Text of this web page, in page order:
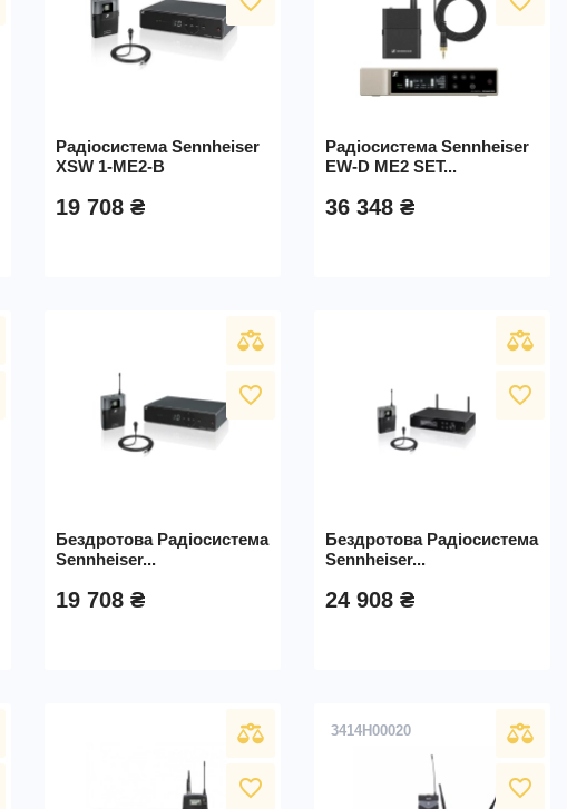
Радіосистема Sennheiser
XSW 1-ME2-B
19 708 ₴
Радіосистема Sennheiser
EW-D ME2 SET...
36 348 ₴
favorite_border
Бездротова Радіосистема
Sennheiser...
19 708 ₴
favorite_border
Бездротова Радіосистема
Sennheiser...
24 908 ₴
favorite_border
3414H00020
favorite_border